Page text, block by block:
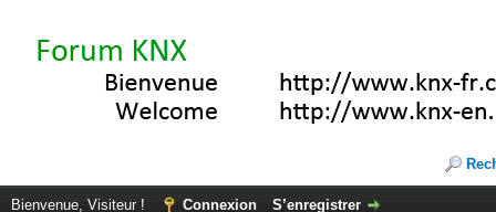
Bienvenue, Visiteur ! Connexion S’enregistrer